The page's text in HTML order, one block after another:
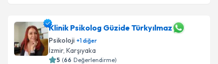
Klinik Psikolog Güzide Türkyılmaz
Psikoloji +1diğer
İzmir, Karşıyaka
5 (66 Değerlendirme)